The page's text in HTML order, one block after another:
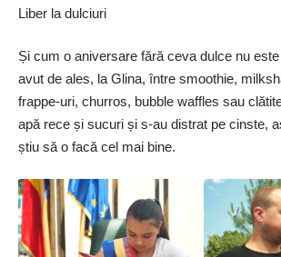
Liber la dulciuri
Și cum o aniversare fără ceva dulce nu
avut de ales, la Glina, între smoothie,
frappe-uri, churros, bubble waffles sau
apă rece și sucuri și s-au distrat pe cinste,
știu să o facă cel mai bine.